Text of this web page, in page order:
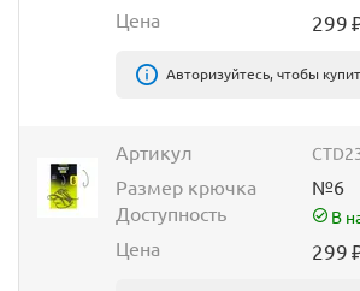
Цена 299
Авторизуйтесь, чтобы
Артикул
Размер крючка
№6
Доступность
В
Цена 299